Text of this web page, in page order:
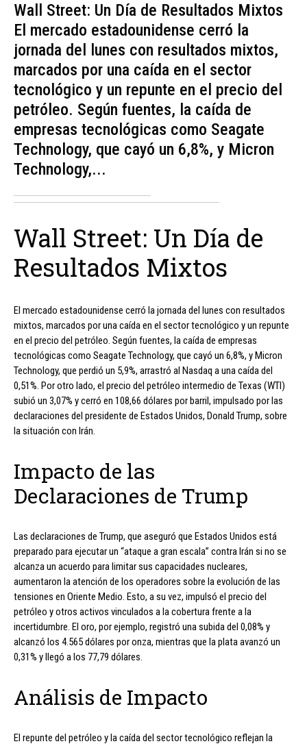
Wall Street: Un Día de Resultados Mixtos
El mercado estadounidense cerró la
jornada del lunes con resultados mixtos,
marcados por una caída en el sector
tecnológico y un repunte en el precio del
petróleo. Según fuentes, la caída de
empresas tecnológicas como Seagate
Technology, que cayó un 6,8%, y Micron
Technology,...
Wall Street: Un Día de
Resultados Mixtos
El mercado estadounidense cerró la jornada del lunes con resultados
mixtos, marcados por una caída en el sector tecnológico y un repunte
en el precio del petróleo. Según fuentes, la caída de empresas
tecnológicas como Seagate Technology, que cayó un 6,8%, y Micron
Technology, que perdió un 5,9%, arrastró al Nasdaq a una caída del
0,51%. Por otro lado, el precio del petróleo intermedio de Texas (WTI)
subió un 3,07% y cerró en 108,66 dólares por barril, impulsado por las
declaraciones del presidente de Estados Unidos, Donald Trump, sobre
la situación con Irán.
Impacto de las
Declaraciones de Trump
Las declaraciones de Trump, que aseguró que Estados Unidos está
preparado para ejecutar un “ataque a gran escala” contra Irán si no se
alcanza un acuerdo para limitar sus capacidades nucleares,
aumentaron la atención de los operadores sobre la evolución de las
tensiones en Oriente Medio. Esto, a su vez, impulsó el precio del
petróleo y otros activos vinculados a la cobertura frente a la
incertidumbre. El oro, por ejemplo, registró una subida del 0,08% y
alcanzó los 4.565 dólares por onza, mientras que la plata avanzó un
0,31% y llegó a los 77,79 dólares.
Análisis de Impacto
El repunte del petróleo y la caída del sector tecnológico reflejan la